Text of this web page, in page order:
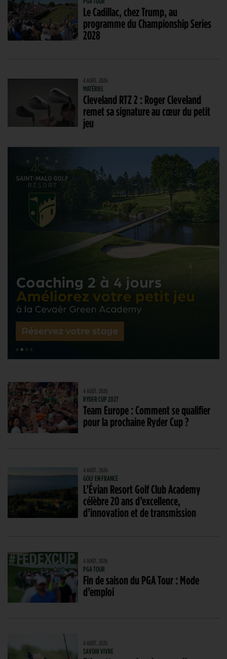
Le Cadillac, chez Trump, au
programme du Championship Series
2028
4 AOÛT. 2026
MATÉRIEL
Cleveland RTZ 2 : Roger Cleveland
remet sa signature au cœur du petit
jeu
4 AOÛT. 2026
RYDER CUP 2027
Team Europe : Comment se qualifier
pour la prochaine Ryder Cup ?
4 AOÛT. 2026
GOLF EN FRANCE
L’Évian Resort Golf Club Academy
célèbre 20 ans d’excellence,
d’innovation et de transmission
4 AOÛT. 2026
PGA TOUR
Fin de saison du PGA Tour : Mode
d’emploi
4 AOÛT. 2026
SAVOIR VIVRE